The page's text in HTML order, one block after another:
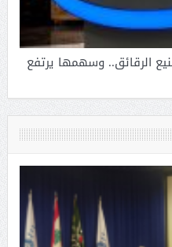
الرقائق.. وسهمها يرتفع